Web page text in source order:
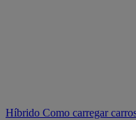
Híbrido Como carregar